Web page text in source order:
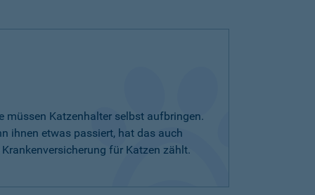
müssen Katzenhalter selbst aufbringen.
ihnen etwas passiert, hat das auch
für Katzen zählt.